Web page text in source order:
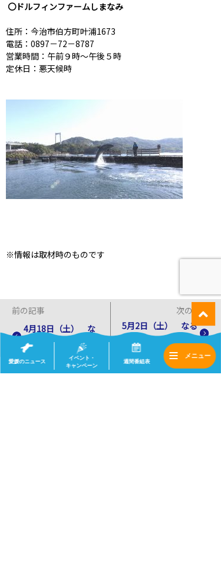
〇ドルフィンファームしまなみ
住所：今治市伯方町叶浦1673
電話：0897－72－8787
営業時間：午前９時～午後５時
定休日：悪天候時
※情報は取材時のものです
前の記事
4月18日（土） な
るちか！ 店舗情報
次の記事
5月2日（土） なる
ちか！ 店舗情報
愛媛のニュース
イベント・
キャンペーン
週間番組表